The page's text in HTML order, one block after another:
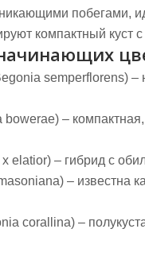
побегами,
компактный куст
semperflorens) –
bowerae) –
elatior) – гибрид с
– известна
corallina) –